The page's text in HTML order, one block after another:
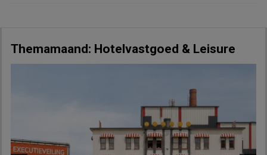
Themamaand: Hotelvastgoed & Leisure